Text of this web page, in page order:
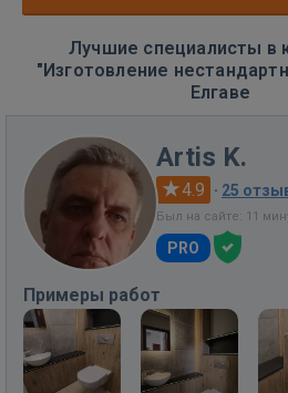
Лучшие специалисты в
"Изготовление
Елгаве
Artis K.
4.9 · 25
Был на сайте: 11
PRO
Примеры работ